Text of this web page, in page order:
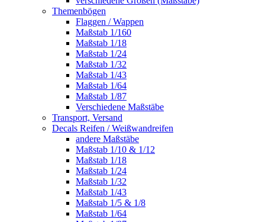
Themenbögen
Flaggen / Wappen
Maßstab 1/160
Maßstab 1/18
Maßstab 1/24
Maßstab 1/32
Maßstab 1/43
Maßstab 1/64
Maßstab 1/87
Verschiedene Maßstäbe
Transport, Versand
Decals Reifen / Weißwandreifen
andere Maßstäbe
Maßstab 1/10 & 1/12
Maßstab 1/18
Maßstab 1/24
Maßstab 1/32
Maßstab 1/43
Maßstab 1/5 & 1/8
Maßstab 1/64